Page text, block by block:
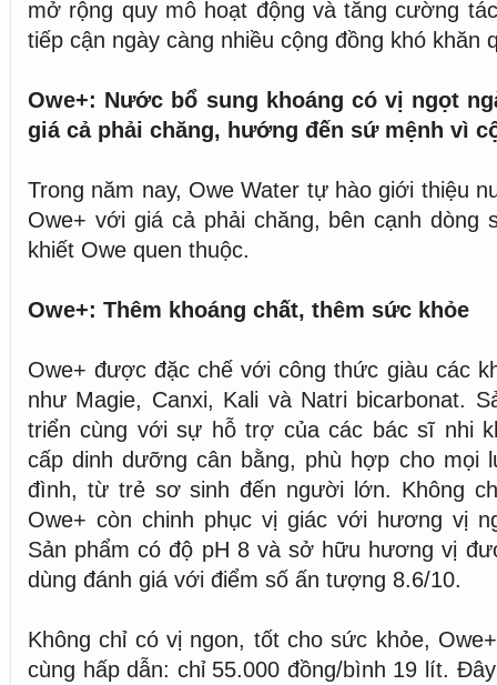
mở rộng quy mô hoạt động và tăng cường
tiếp cận ngày càng nhiều cộng đồng khó khăn
Owe+: Nước bổ sung khoáng có vị ngọt
giá cả phải chăng, hướng đến sứ mệnh vì
Trong năm nay, Owe Water tự hào giới thiệu
Owe+ với giá cả phải chăng, bên cạnh dòng
khiết Owe quen thuộc.
Owe+: Thêm khoáng chất, thêm sức khỏe
Owe+ được đặc chế với công thức giàu các
như Magie, Canxi, Kali và Natri bicarbonat.
triển cùng với sự hỗ trợ của các bác sĩ nhi
cấp dinh dưỡng cân bằng, phù hợp cho mọi
đình, từ trẻ sơ sinh đến người lớn. Không
Owe+ còn chinh phục vị giác với hương vị
Sản phẩm có độ pH 8 và sở hữu hương vị
dùng đánh giá với điểm số ấn tượng 8.6/10.
Không chỉ có vị ngon, tốt cho sức khỏe,
cùng hấp dẫn: chỉ 55.000 đồng/bình 19 lít.